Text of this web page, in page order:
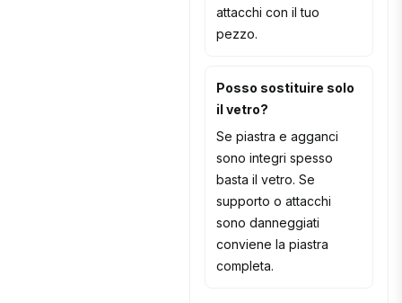
attacchi con il tuo
pezzo.
Posso sostituire solo
il vetro?
Se piastra e agganci
sono integri spesso
basta il vetro. Se
supporto o attacchi
sono danneggiati
conviene la piastra
completa.